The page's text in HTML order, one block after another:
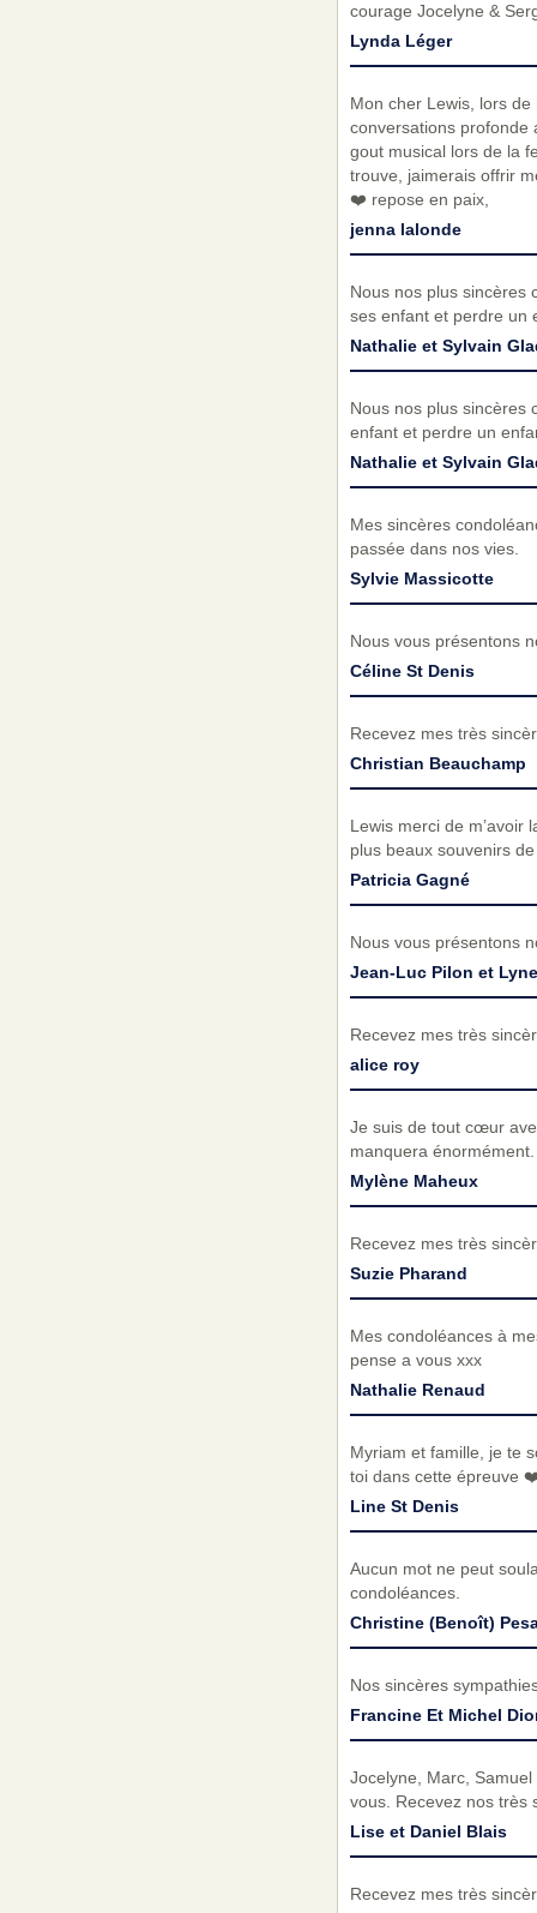
courage Jocelyne &
Lynda Léger
Mon cher Lewis, lors
conversations profonde
gout musical lors de la
trouve, jaimerais offrir
❤️ repose en paix,
jenna lalonde
Nous nos plus sincères
ses enfant et perdre un
Nathalie et Sylvain
Nous nos plus sincères
enfant et perdre un
Nathalie et Sylvain
Mes sincères
passée dans nos vies.
Sylvie Massicotte
Nous vous présentons
Céline St Denis
Recevez mes très
Christian Beauchamp
Lewis merci de m’avoir
plus beaux souvenirs
Patricia Gagné
Nous vous présentons
Jean-Luc Pilon et
Recevez mes très
alice roy
Je suis de tout cœur
manquera
Mylène Maheux
Recevez mes très
Suzie Pharand
Mes condoléances à
pense a vous xxx
Nathalie Renaud
Myriam et famille, je te
toi dans cette épreuve
Line St Denis
Aucun mot ne peut
condoléances.
Christine (Benoît)
Nos sincères
Francine Et Michel
Jocelyne, Marc,
vous. Recevez nos très
Lise et Daniel Blais
Recevez mes très